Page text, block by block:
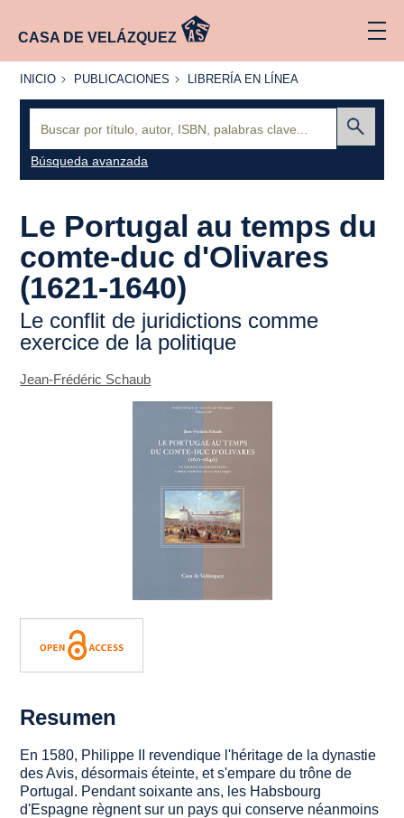
CASA DE VELÁZQUEZ
INICIO
INICIO PUBLICACIONES
PUBLICACIONES
LIBRERÍA
LÍNEA
LIBRERÍA EN LÍNEA
Búsqueda avanzada
Le Portugal au temps du
comte-duc d'Olivares
(1621-1640)
Le conflit de juridictions comme
exercice de la politique
Jean-Frédéric Schaub
Resumen
En 1580, Philippe II revendique l'héritage de la dynastie
des Avis, désormais éteinte, et s'empare du trône de
Portugal. Pendant soixante ans, les Habsbourg
d'Espagne règnent sur un pays qui conserve néanmoins